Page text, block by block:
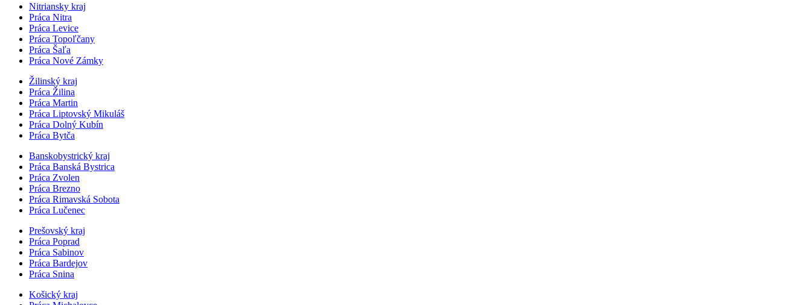
Nitriansky kraj
Práca Nitra
Práca Levice
Práca Topoľčany
Práca Šaľa
Práca Nové Zámky
Žilinský kraj
Práca Žilina
Práca Martin
Práca Liptovský Mikuláš
Práca Dolný Kubín
Práca Bytča
Banskobystrický kraj
Práca Banská Bystrica
Práca Zvolen
Práca Brezno
Práca Rimavská Sobota
Práca Lučenec
Prešovský kraj
Práca Poprad
Práca Sabinov
Práca Bardejov
Práca Snina
Košický kraj